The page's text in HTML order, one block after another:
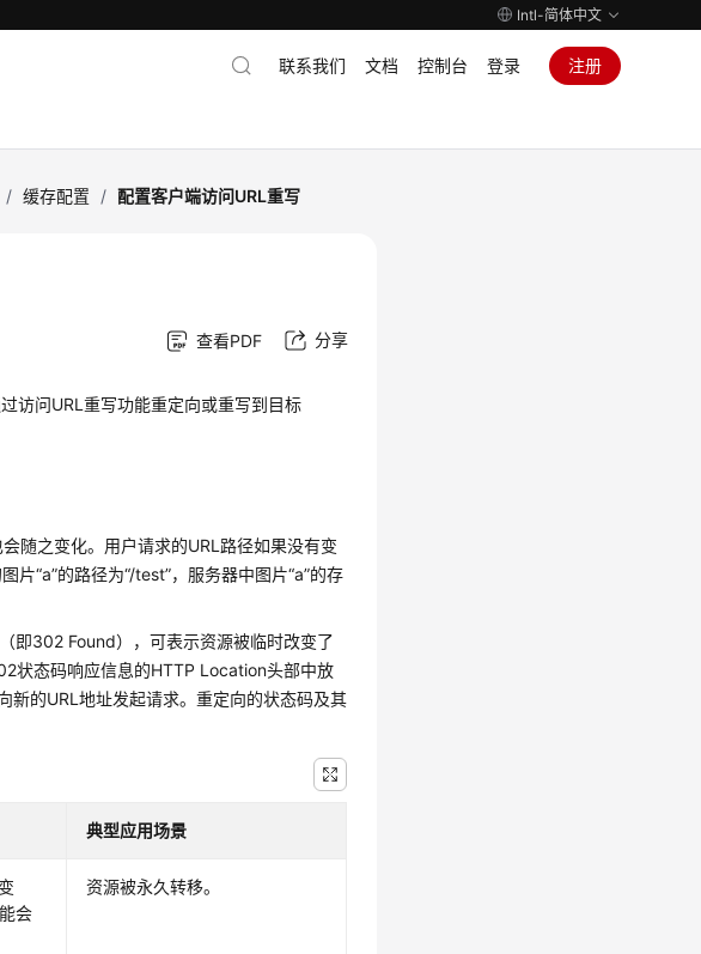
Intl-简体中文
联系我们 文档 控制台 登录 注册
/ 缓存配置 / 配置客户端访问URL重写
查看PDF 分享
访问URL重写功能重定向或重写到目标
随之变化。用户请求的URL路径如果没有变
“a”的路径为“/test”，服务器中图片“a”的存
即302 Found），可表示资源被临时改变了
状态码响应信息的HTTP Location头部中放
新的URL地址发起请求。重定向的状态码及其
典型应用场景
会
资源被永久转移。